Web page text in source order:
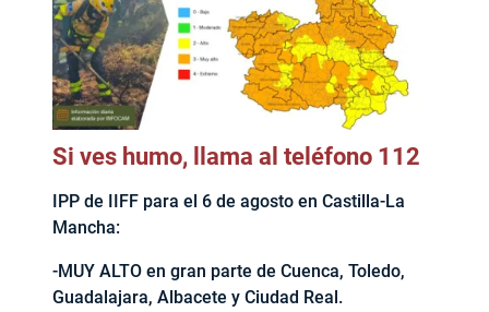
Si ves humo, llama al teléfono 112
IPP de IIFF para el 6 de agosto en Castilla-La
Mancha:
-MUY ALTO en gran parte de Cuenca, Toledo,
Guadalajara, Albacete y Ciudad Real.